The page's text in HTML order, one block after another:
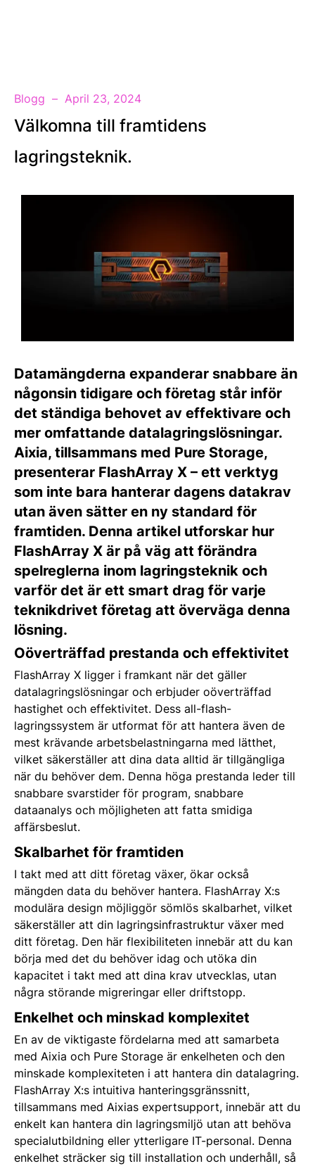
Blogg April 23, 2024
Välkomna till framtidens
lagringsteknik.
Datamängderna expanderar snabbare än
någonsin tidigare och företag står inför
det ständiga behovet av effektivare och
mer omfattande datalagringslösningar.
Aixia, tillsammans med Pure Storage,
presenterar FlashArray X – ett verktyg
som inte bara hanterar dagens datakrav
utan även sätter en ny standard för
framtiden. Denna artikel utforskar hur
FlashArray X är på väg att förändra
spelreglerna inom lagringsteknik och
varför det är ett smart drag för varje
teknikdrivet företag att överväga denna
lösning.
Oöverträffad prestanda och effektivitet
FlashArray X ligger i framkant när det gäller
datalagringslösningar och erbjuder oöverträffad
hastighet och effektivitet. Dess all-flash-
lagringssystem är utformat för att hantera även de
mest krävande arbetsbelastningarna med lätthet,
vilket säkerställer att dina data alltid är tillgängliga
när du behöver dem. Denna höga prestanda leder till
snabbare svarstider för program, snabbare
dataanalys och möjligheten att fatta smidiga
affärsbeslut.
Skalbarhet för framtiden
I takt med att ditt företag växer, ökar också
mängden data du behöver hantera. FlashArray X:s
modulära design möjliggör sömlös skalbarhet, vilket
säkerställer att din lagringsinfrastruktur växer med
ditt företag. Den här flexibiliteten innebär att du kan
börja med det du behöver idag och utöka din
kapacitet i takt med att dina krav utvecklas, utan
några störande migreringar eller driftstopp.
Enkelhet och minskad komplexitet
En av de viktigaste fördelarna med att samarbeta
med Aixia och Pure Storage är enkelheten och den
minskade komplexiteten i att hantera din datalagring.
FlashArray X:s intuitiva hanteringsgränssnitt,
tillsammans med Aixias expertsupport, innebär att du
enkelt kan hantera din lagringsmiljö utan att behöva
specialutbildning eller ytterligare IT-personal. Denna
enkelhet sträcker sig till installation och underhåll, så